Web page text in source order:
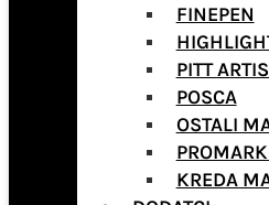
FINEPEN
PITT
POSCA
OSTALI
KREDA